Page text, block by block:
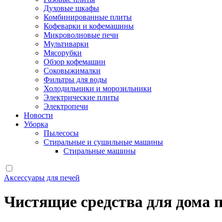
Духовые шкафы
Комбинированные плиты
Кофеварки и кофемашины
Микроволновые печи
Мультиварки
Мясорубки
Обзор кофемашин
Соковыжималки
Фильтры для воды
Холодильники и морозильники
Электрические плиты
Электропечи
Новости
Уборка
Пылесосы
Стиральные и сушильные машины
Стиральные машины
Аксессуары для печей
Чистящие средства для дома